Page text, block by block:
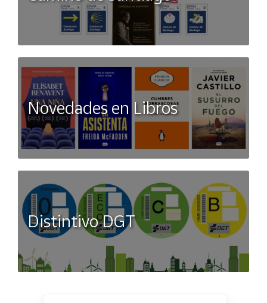
Cómodo y funcional
Ideal para el día a día
Regalo perfecto
Novedades en Libros
Distintivo DGT